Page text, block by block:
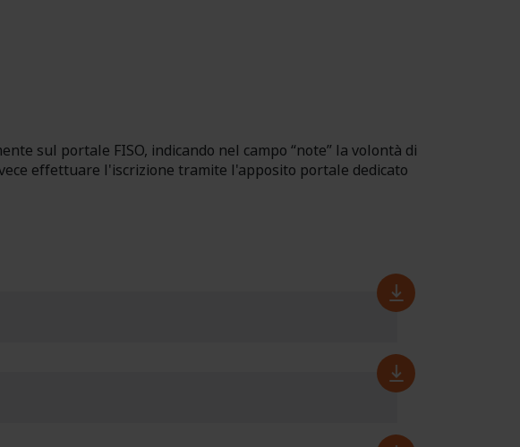
sul portale FISO, indicando nel campo “note” la volontà di
effettuare l'iscrizione tramite l'apposito portale dedicato